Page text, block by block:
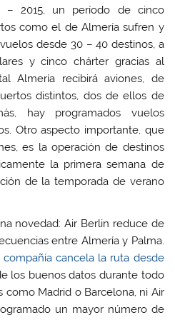
e
n
u
– 2015, un período de cinco
como el de Almería sufren y
desde 30 – 40 destinos, a
y cinco chárter gracias al
Almería recibirá aviones, de
distintos, dos de ellos de
hay programados vuelos
Otro aspecto importante, que
es la operación de destinos
la primera semana de
de la temporada de verano
novedad: Air Berlin reduce de
entre Almería y Palma.
cancela la ruta desde
los buenos datos durante todo
Madrid o Barcelona, ni Air
un mayor número de